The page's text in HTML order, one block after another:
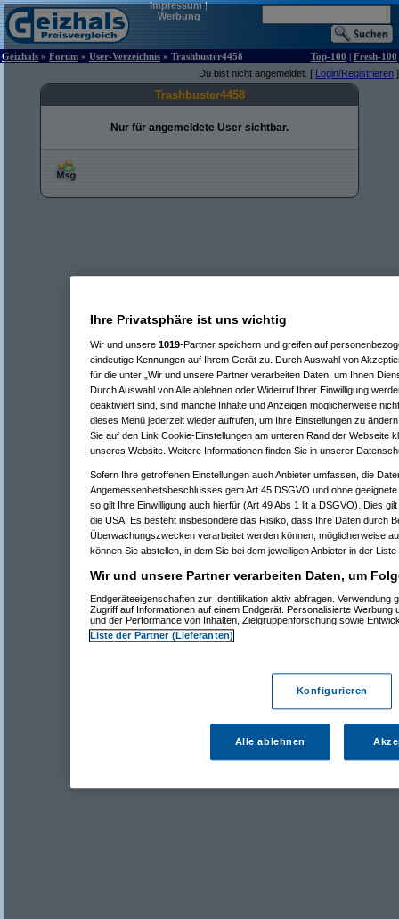
Impressum|
Werbung
Geizhals » Forum » User-Verzeichnis » Trashbuster4458 Top-100 | Fresh-100
Du bist nicht angemeldet. [ Login/Registrieren ]
Trashbuster4458
Nur für angemeldete User sichtbar.
Ihre Privatsphäre ist uns wichtig
Wir und unsere 1019-Partner speichern und greifen auf
eindeutige Kennungen auf Ihrem Gerät zu. Durch Auswahl von
für die unter „Wir und unsere Partner verarbeiten Daten, um Ihnen
Durch Auswahl von Alle ablehnen oder Widerruf Ihrer Einwilligung
deaktiviert sind, sind manche Inhalte und Anzeigen möglicherweise
dieses Menü jederzeit wieder aufrufen, um Ihre Einstellungen zu
Sie auf den Link Cookie-Einstellungen am unteren Rand der Webseite
unseres Website. Weitere Informationen finden Sie in unserer
Sofern Ihre getroffenen Einstellungen auch Anbieter umfassen, die
Angemessenheitsbeschlusses gem Art 45 DSGVO und ohne
so gilt Ihre Einwilligung auch hierfür (Art 49 Abs 1 lit a DSGVO). Dies
die USA. Es besteht insbesondere das Risiko, dass Ihre Daten durch
Überwachungszwecken verarbeitet werden können, möglicherweise
können Sie abstellen, in dem Sie bei dem jeweiligen Anbieter in der
Wir und unsere Partner verarbeiten Daten, um
Endgeräteeigenschaften zur Identifikation aktiv abfragen. Verwendung
Zugriff auf Informationen auf einem Endgerät. Personalisierte Werbung
und der Performance von Inhalten, Zielgruppenforschung sowie
Liste der Partner (Lieferanten)
Konfigurieren
Alle ablehnen